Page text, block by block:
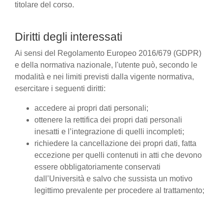
titolare del corso.
Diritti degli interessati
Ai sensi del Regolamento Europeo 2016/679 (GDPR)
e della normativa nazionale, l'utente può, secondo le
modalità e nei limiti previsti dalla vigente normativa,
esercitare i seguenti diritti:
accedere ai propri dati personali;
ottenere la rettifica dei propri dati personali
inesatti e l’integrazione di quelli incompleti;
richiedere la cancellazione dei propri dati, fatta
eccezione per quelli contenuti in atti che devono
essere obbligatoriamente conservati
dall’Università e salvo che sussista un motivo
legittimo prevalente per procedere al trattamento;